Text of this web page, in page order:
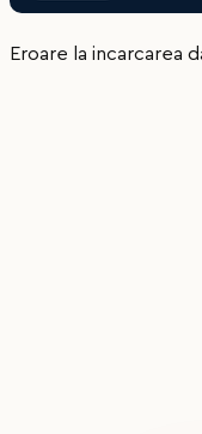
Eroare la incarcarea